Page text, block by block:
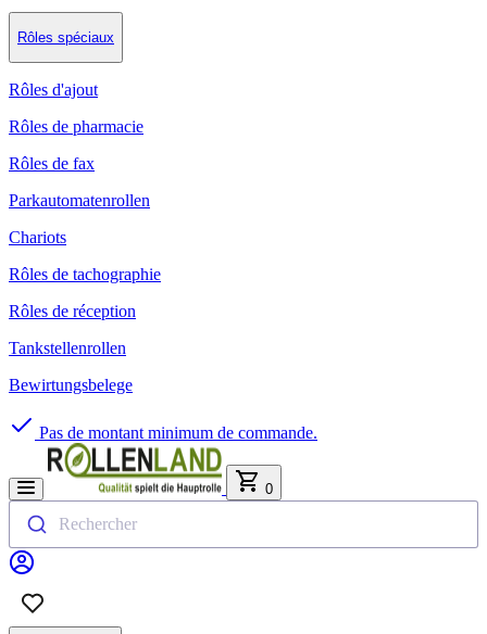
Rôles spéciaux
Rôles d'ajout
Rôles de pharmacie
Rôles de fax
Parkautomatenrollen
Chariots
Rôles de tachographie
Rôles de réception
Tankstellenrollen
Bewirtungsbelege
Pas de montant minimum de commande.
0
Rechercher